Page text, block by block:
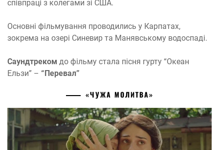
співпраці з колегами зі США.
Основні фільмування проводились у Карпатах,
зокрема на озері Синевир та Манявському водоспаді.
Саундтреком до фільму стала пісня гурту “Океан
Ельзи” – “Перевал”
«ЧУЖА МОЛИТВА»